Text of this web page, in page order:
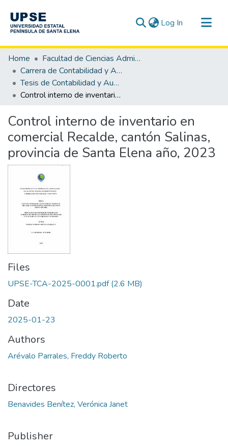
Log In (current)
Communities & Collections
All of DSpace
Statistics
Home
Facultad de Ciencias Administrativas
Carrera de Contabilidad y Auditoría
Tesis de Contabilidad y Auditoría
Control interno de inventario en comercial Recalde, cantón Salinas, provincia de Santa Elena año, 2023
Control interno de inventario en
comercial Recalde, cantón Salinas,
provincia de Santa Elena año, 2023
Files
UPSE-TCA-2025-0001.pdf(2.6 MB)
Date
2025-01-23
Authors
Arévalo Parrales, Freddy Roberto
Directores
Benavides Benítez, Verónica Janet
Publisher